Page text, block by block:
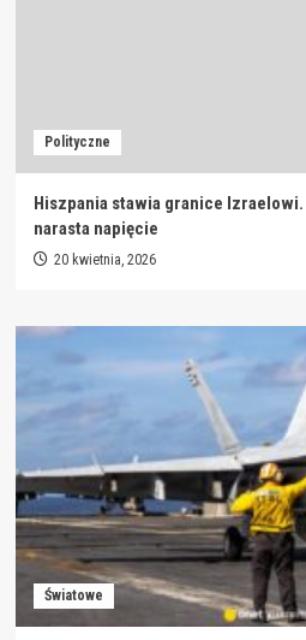
Polityczne
Hiszpania stawia granice
narasta napięcie
20 kwietnia, 2026
Światowe